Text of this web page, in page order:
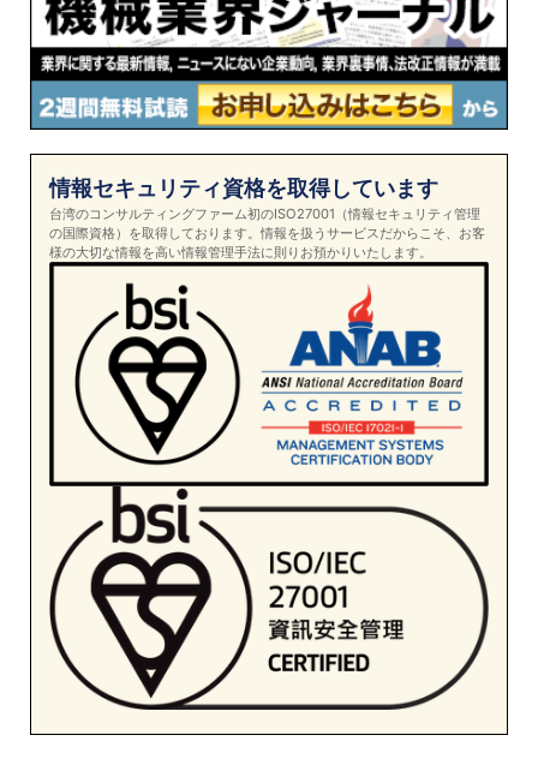
情報セキュリティ資格を取得しています
台湾のコンサルティングファーム初のISO27001（情報セキュリティ管理
の国際資格）を取得しております。情報を扱うサービスだからこそ、お客
様の大切な情報を高い情報管理手法に則りお預かりいたします。